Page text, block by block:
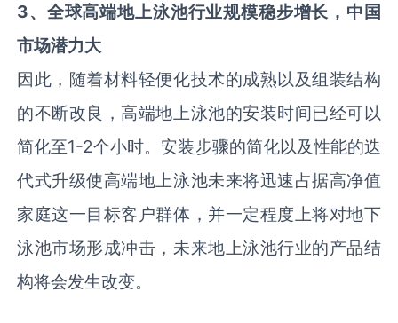
3、全球高端地上泳池行业规模稳步增长，中国
市场潜力大
因此，随着材料轻便化技术的成熟以及组装结构
的不断改良，高端地上泳池的安装时间已经可以
简化至1-2个小时。安装步骤的简化以及性能的迭
代式升级使高端地上泳池未来将迅速占据高净值
家庭这一目标客户群体，并一定程度上将对地下
泳池市场形成冲击，未来地上泳池行业的产品结
构将会发生改变。